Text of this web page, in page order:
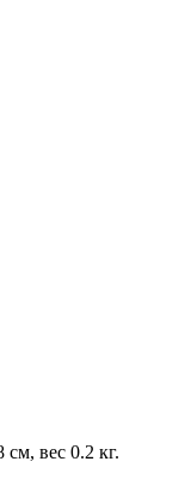
вес 0.2 кг.